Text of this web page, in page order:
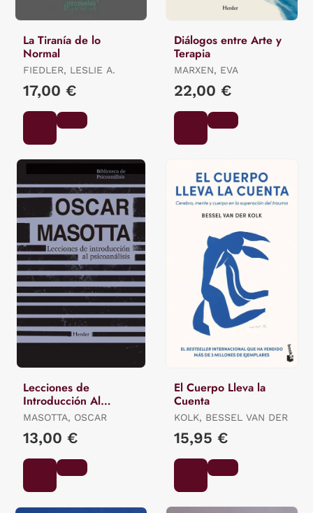
La Tiranía de lo
Normal
FIEDLER, LESLIE A.
17,00 €
Diálogos entre Arte y
Terapia
MARXEN, EVA
22,00 €
Lecciones de
Introducción Al
Psicoanálisis
MASOTTA, OSCAR
13,00 €
El Cuerpo Lleva la
Cuenta
KOLK, BESSEL VAN DER
15,95 €